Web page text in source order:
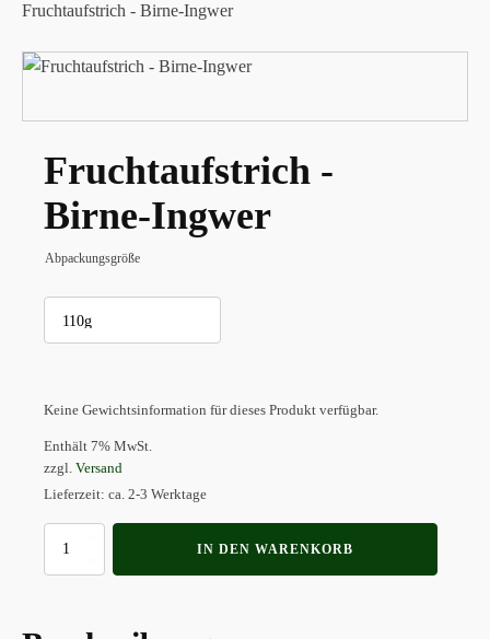
Fruchtaufstrich - Birne-Ingwer
Fruchtaufstrich -
Birne-Ingwer
Abpackungsgröße
Keine Gewichtsinformation für dieses Produkt verfügbar.
Enthält 7% MwSt.
zzgl. Versand
Lieferzeit: ca. 2-3 Werktage
Fruchtaufstrich
IN DEN WARENKORB